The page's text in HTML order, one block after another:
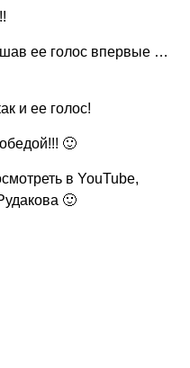
ее голос впервые …
и ее голос!
🙂
в YouTube,
🙂